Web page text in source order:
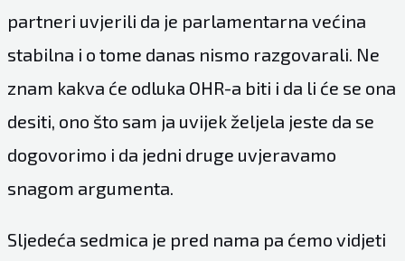
partneri uvjerili da je parlamentarna većina
stabilna i o tome danas nismo razgovarali. Ne
znam kakva će odluka OHR-a biti i da li će se ona
desiti, ono što sam ja uvijek željela jeste da se
dogovorimo i da jedni druge uvjeravamo
snagom argumenta.
Sljedeća sedmica je pred nama pa ćemo vidjeti